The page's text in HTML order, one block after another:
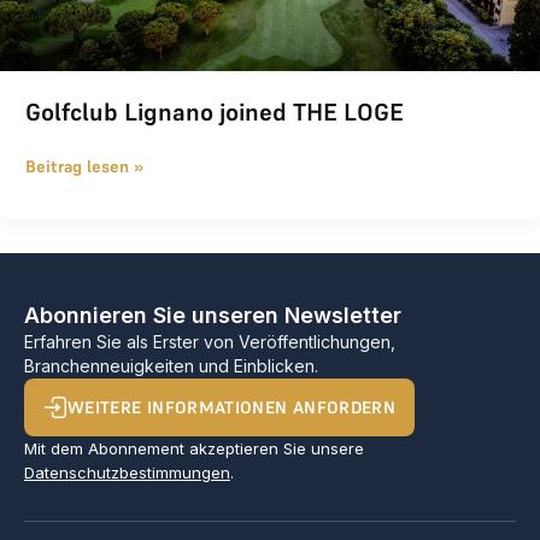
Golfclub Lignano joined THE LOGE
Beitrag lesen »
Abonnieren Sie unseren Newsletter
Erfahren Sie als Erster von Veröffentlichungen,
Branchenneuigkeiten und Einblicken.
WEITERE INFORMATIONEN ANFORDERN
Mit dem Abonnement akzeptieren Sie unsere
Datenschutzbestimmungen.